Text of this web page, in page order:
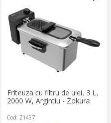
Friteuza cu filtru de ulei, 3 L,
2000 W, Argintiu - Zokura
Cod: Z1437